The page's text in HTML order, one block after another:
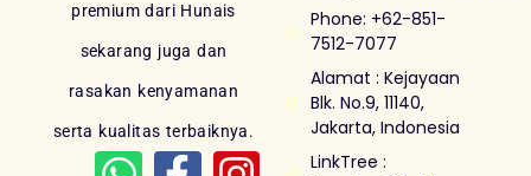
premium dari Hunais
sekarang juga dan
rasakan kenyamanan
serta kualitas terbaiknya.
Phone: +62-851-
7512-7077
Alamat : Kejayaan
Blk. No.9, 11140,
Jakarta, Indonesia
LinkTree :